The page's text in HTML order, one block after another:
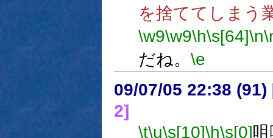
を捨ててしまう
\w9\w9\h\s[64]\n
だね。 \e
09/07/05 22:38 (91)
2]
\t\u\s[10]\h\s[0]